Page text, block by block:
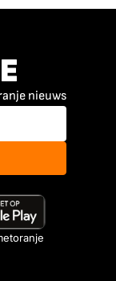
nieuws